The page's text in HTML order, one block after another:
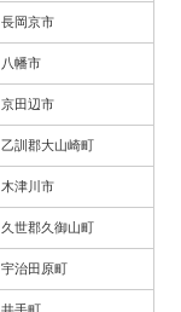
長岡京市
八幡市
京田辺市
乙訓郡大山崎町
木津川市
久世郡久御山町
宇治田原町